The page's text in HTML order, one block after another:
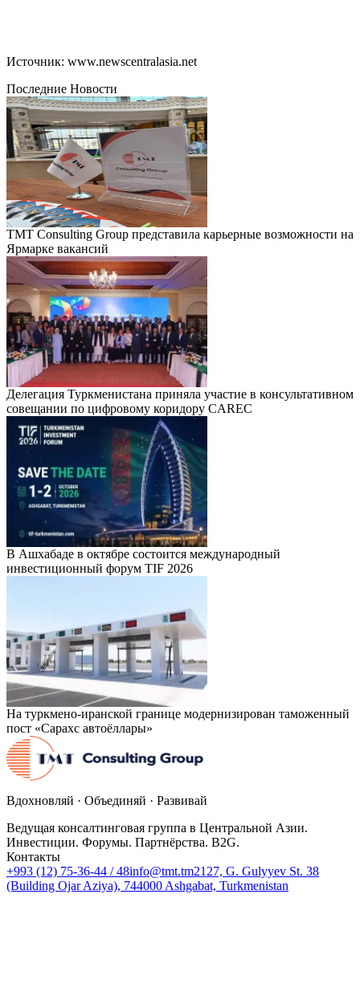
Источник: www.newscentralasia.net
Последние Новости
TMT Consulting Group представила карьерные возможности на
Ярмарке вакансий
Делегация Туркменистана приняла участие в консультативном
совещании по цифровому коридору CAREC
В Ашхабаде в октябре состоится международный
инвестиционный форум TIF 2026
На туркмено-иранской границе модернизирован таможенный
пост «Сарахс автоёллары»
Вдохновляй · Объединяй · Развивай
Ведущая консалтинговая группа в Центральной Азии.
Инвестиции. Форумы. Партнёрства. B2G.
Контакты
+993 (12) 75-36-44 / 48info@tmt.tm2127, G. Gulyyev St. 38
(Building Ojar Aziya), 744000 Ashgabat, Turkmenistan